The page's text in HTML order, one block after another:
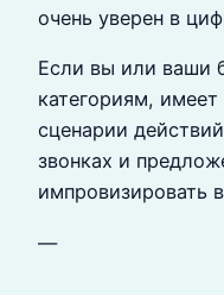
очень уверен в
Если вы или ваши
категориям,
сценарии
звонках и
импровизировать
—